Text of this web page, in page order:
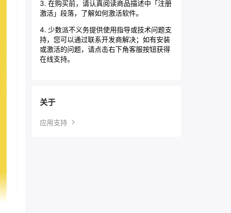
3. 在购买前，请认真阅读商品描述中「注册
激活」段落，了解如何激活软件。
4. 少数派不义务提供使用指导或技术问题支
持，您可以通过联系开发商解决；如有安装
或激活的问题，请点击右下角客服按钮获得
在线支持。
关于
应用支持